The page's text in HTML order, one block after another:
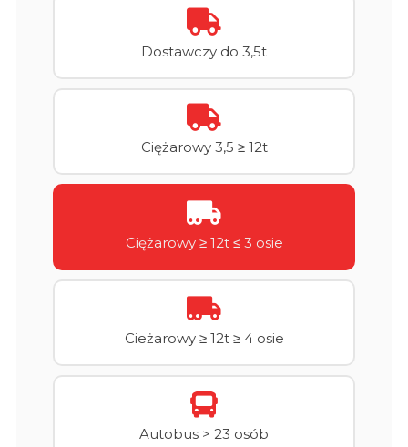
Dostawczy do 3,5t
Ciężarowy 3,5 ≥ 12t
Ciężarowy ≥ 12t ≤ 3 osie
Cieżarowy ≥ 12t ≥ 4 osie
Autobus > 23 osób